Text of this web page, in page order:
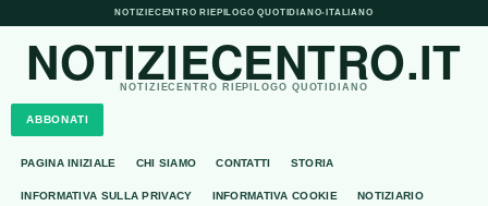
NOTIZIECENTRO RIEPILOGO QUOTIDIANO• ITALIANO
NOTIZIECENTRO.IT
NOTIZIECENTRO RIEPILOGO QUOTIDIANO
ABBONATI
PAGINA INIZIALE CHI SIAMO CONTATTI STORIA
INFORMATIVA SULLA PRIVACY INFORMATIVA COOKIE NOTIZIARIO